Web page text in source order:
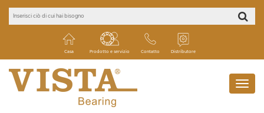
Casa Prodotto e servizio Contatto Distributore